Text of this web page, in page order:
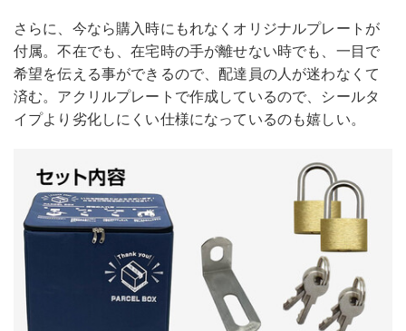
さらに、今なら購入時にもれなくオリジナルプレートが
付属。不在でも、在宅時の手が離せない時でも、一目で
希望を伝える事ができるので、配達員の人が迷わなくて
済む。アクリルプレートで作成しているので、シールタ
イプより劣化しにくい仕様になっているのも嬉しい。